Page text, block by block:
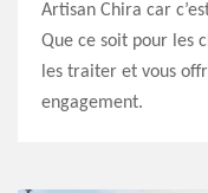
Artisan Chira car
Que ce soit pour les
les traiter et vous
engagement.